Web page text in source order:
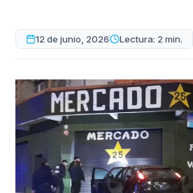
12 de junio, 2026 Lectura: 2 min.